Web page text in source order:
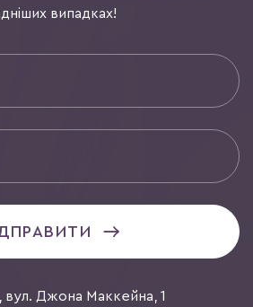
випадках!
вул. Джона Маккейна, 1